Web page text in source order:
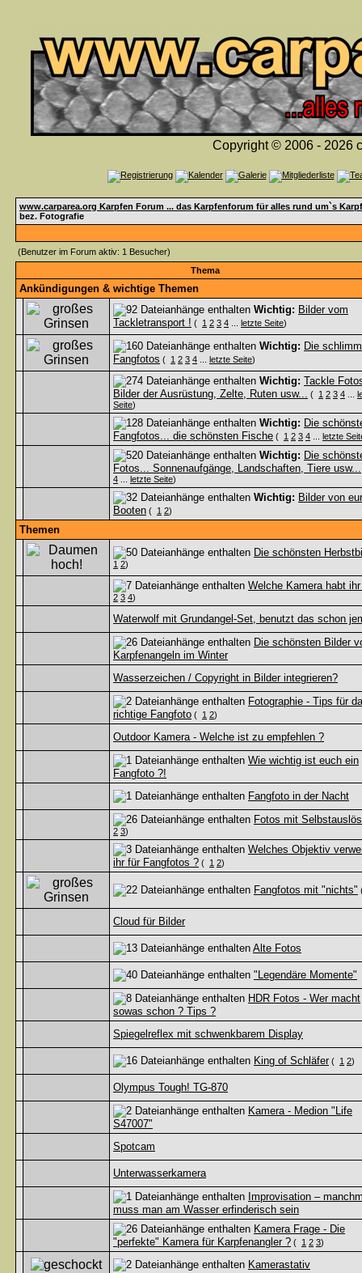
Copyright © 2006 - 2026
www.carparea.org Karpfen Forum ... das Karpfenforum für alles rund um`s
bez. Fotografie
(Benutzer im Forum aktiv: 1 Besucher)
Thema
Ankündigungen & wichtige Themen
Wichtig: Bilder vom
Tackletransport ! ( 1 2 3 4 letzte Seite)
Wichtig: Die
Fangfotos ( 1 2 3 4 letzte Seite)
Wichtig: Tackle
Bilder der Ausrüstung, Zelte, Ruten usw... ( 1 2 3 4
Seite)
Wichtig: Die
Fangfotos... die schönsten Fische ( 1 2 3 4 letzte
Wichtig: Die
Fotos... Sonnenaufgänge, Landschaften, Tiere usw...
4
letzte Seite)
Wichtig: Bilder von
Booten ( 1 2)
Themen
Die schönsten
1 2)
Welche Kamera habt
2 3 4)
Waterwolf mit Grundangel-Set, benutzt das schon
Die schönsten Bilder
Karpfenangeln im Winter
Wasserzeichen / Copyright in Bilder integrieren?
Fotographie - Tips für
richtige Fangfoto ( 1 2)
Outdoor Kamera - Welche ist zu empfehlen ?
Wie wichtig ist euch ein
Fangfoto ?!
Fangfoto in der Nacht
Fotos mit
2 3)
Welches Objektiv
ihr für Fangfotos ? ( 1 2)
Fangfotos mit "nichts"
Cloud für Bilder
Alte Fotos
"Legendäre Momente"
HDR Fotos - Wer macht
sowas schon ? Tips ?
Spiegelreflex mit schwenkbarem Display
King of Schläfer ( 1 2)
Olympus Tough! TG-870
Kamera - Medion "Life
S47007"
Spotcam
Unterwasserkamera
Improvisation –
muss man am Wasser erfinderisch sein
Kamera Frage - Die
"perfekte" Kamera für Karpfenangler ? ( 1 2 3)
Kamerastativ